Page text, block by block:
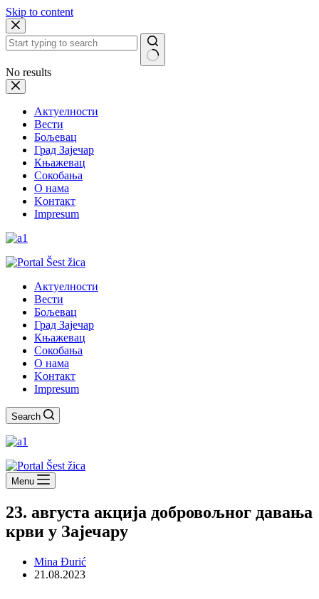
Skip to content
No results
Актуелности
Вести
Бољевац
Град Зајечар
Књажевац
Сокобања
O нама
Kонтакт
Impresum
Актуелности
Вести
Бољевац
Град Зајечар
Књажевац
Сокобања
O нама
Kонтакт
Impresum
Search
Menu
23. августа акција добровољног давања
крви у Зајечару
Mina Đurić
21.08.2023